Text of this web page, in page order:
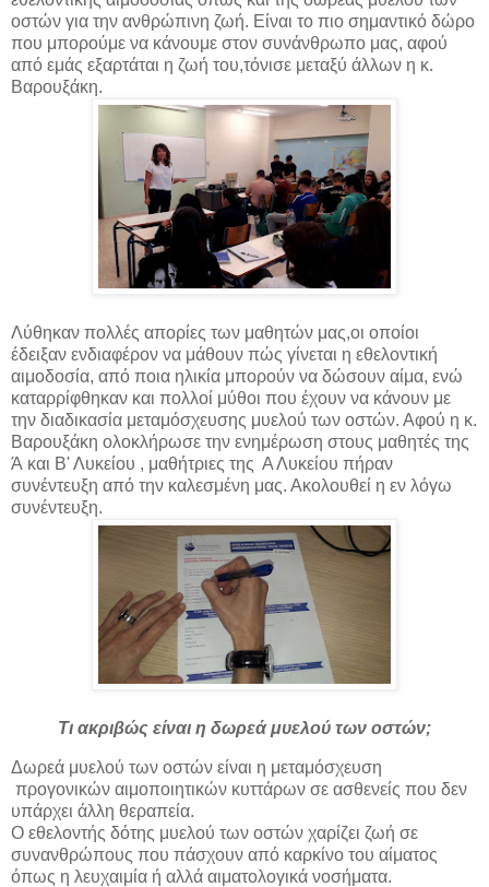
οστών για την ανθρώπινη ζωή. Είναι το πιο σημαντικό δώρο
που μπορούμε να κάνουμε στον συνάνθρωπο μας, αφού
από εμάς εξαρτάται η ζωή του,τόνισε μεταξύ άλλων η κ.
Βαρουξάκη.
Λύθηκαν πολλές απορίες των μαθητών μας,οι οποίοι
έδειξαν ενδιαφέρον να μάθουν πώς γίνεται η εθελοντική
αιμοδοσία, από ποια ηλικία μπορούν να δώσουν αίμα, ενώ
καταρρίφθηκαν και πολλοί μύθοι που έχουν να κάνουν με
την διαδικασία μεταμόσχευσης μυελού των οστών. Αφού η κ.
Βαρουξάκη ολοκλήρωσε την ενημέρωση στους μαθητές της
Ά και Β' Λυκείου , μαθήτριες της Α Λυκείου πήραν
συνέντευξη από την καλεσμένη μας. Ακολουθεί η εν λόγω
συνέντευξη.
Τι ακριβώς είναι η δωρεά μυελού των οστών;
Δωρεά μυελού των οστών είναι η μεταμόσχευση
προγονικών αιμοποιητικών κυττάρων σε ασθενείς που δεν
υπάρχει άλλη θεραπεία.
Ο εθελοντής δότης μυελού των οστών χαρίζει ζωή σε
συνανθρώπους που πάσχουν από καρκίνο του αίματος
όπως η λευχαιμία ή αλλά αιματολογικά νοσήματα.